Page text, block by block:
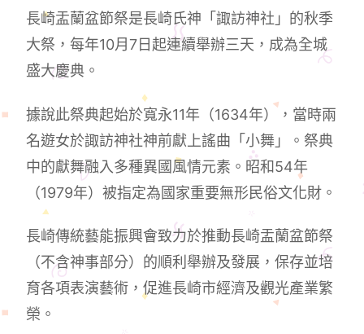
長崎盂蘭盆節祭是長崎氏神「諏訪神社」的秋季
大祭，每年10月7日起連續舉辦三天，成為全城
盛大慶典。
據說此祭典起始於寬永11年（1634年），當時兩
名遊女於諏訪神社神前獻上謠曲「小舞」。祭典
中的獻舞融入多種異國風情元素。昭和54年
（1979年）被指定為國家重要無形民俗文化財。
長崎傳統藝能振興會致力於推動長崎盂蘭盆節祭
（不含神事部分）的順利舉辦及發展，保存並培
育各項表演藝術，促進長崎市經濟及觀光產業繁
榮。